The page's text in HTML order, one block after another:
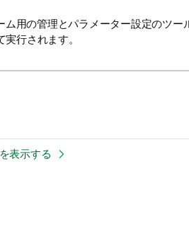
用の管理とパラメーター設定のツー
行されます。
表示する